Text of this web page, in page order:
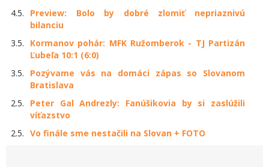
4.5.
Preview: Bolo by dobré zlomiť nepriaznivú
bilanciu
3.5.
Kormanov pohár: MFK Ružomberok - TJ Partizán
Ľubeľa 10:1 (6:0)
3.5.
Pozývame vás na domáci zápas so Slovanom
Bratislava
2.5.
Peter Gal Andrezly: Fanúšikovia by si zaslúžili
víťazstvo
2.5. Vo finále sme nestačili na Slovan + FOTO